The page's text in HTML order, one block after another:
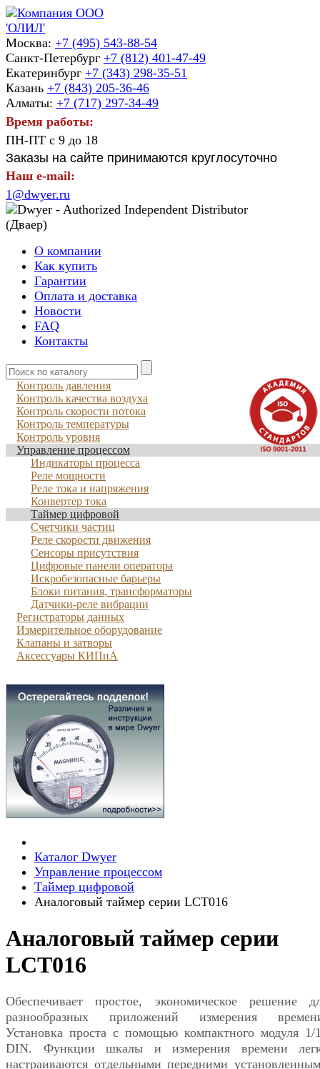
Москва: +7 (495) 543-88-54
Санкт-Петербург +7 (812) 401-47-49
Екатеринбург +7 (343) 298-35-51
Казань +7 (843) 205-36-46
Алматы: +7 (717) 297-34-49
Время работы:
ПН-ПТ с 9 до 18
Заказы на сайте принимаются круглосуточно
Наш e-mail:
1@dwyer.ru
О компании
Как купить
Гарантии
Оплата и доставка
Новости
FAQ
Контакты
Контроль давления
Контроль качества воздуха
Контроль скорости потока
Контроль температуры
Контроль уровня
Управление процессом
Индикаторы процесса
Реле мощности
Реле тока и напряжения
Конвертер тока
Таймер цифровой
Счетчики частиц
Реле скорости движения
Сенсоры присутствия
Цифровые панели оператора
Искробезопасные барьеры
Блоки питания, трансформаторы
Датчики-реле вибрации
Регистраторы данных
Измерительное оборудование
Клапаны и затворы
Аксессуары КИПиА
Каталог Dwyer
Управление процессом
Таймер цифровой
Аналоговый таймер серии LCT016
Аналоговый таймер серии
LCT016
Обеспечивает простое, экономическое решение
разнообразных приложений измерения
Установка проста с помощью компактного модуля 1/
DIN. Функции шкалы и измерения времени
настраиваются отдельными передними